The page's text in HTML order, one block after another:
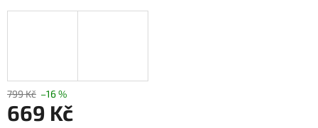
799 Kč –16 %
669 Kč